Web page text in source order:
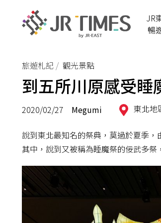
JR
暢
旅遊札記 觀光景點
到五所川原感受
2020/02/27 Megumi 東北
說到東北最知名的祭典，莫過於夏季
其中，說到又被稱為睡魔祭的佞武多